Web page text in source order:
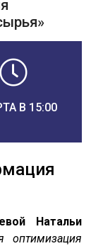
В 15:00
Натальи
оптимизация